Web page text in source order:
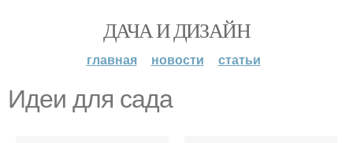
ДАЧА И ДИЗАЙН
главная новости статьи
Идеи для сада